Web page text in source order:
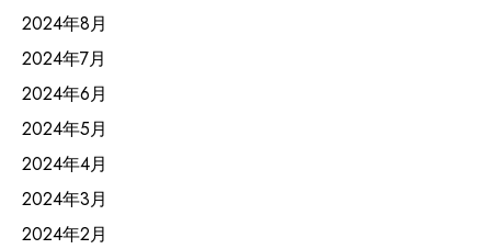
2024年8月
2024年7月
2024年6月
2024年5月
2024年4月
2024年3月
2024年2月